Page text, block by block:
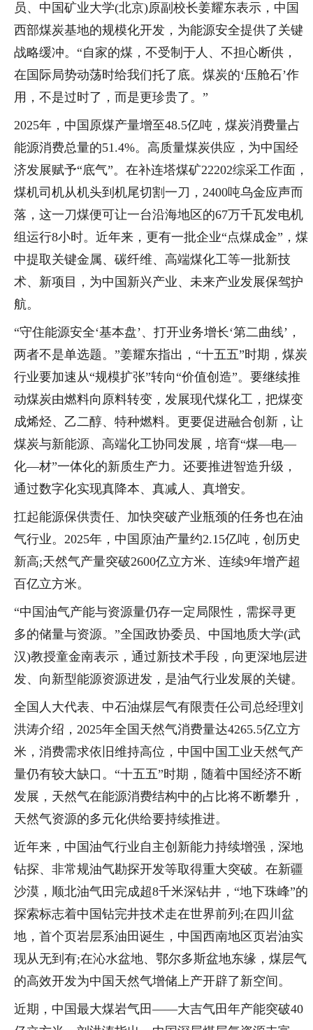
员、中国矿业大学(北京)原副校长姜耀东表示，中国
西部煤炭基地的规模化开发，为能源安全提供了关键
战略缓冲。“自家的煤，不受制于人、不担心断供，
在国际局势动荡时给我们托了底。煤炭的‘压舱石’作
用，不是过时了，而是更珍贵了。”
2025年，中国原煤产量增至48.5亿吨，煤炭消费量占
能源消费总量的51.4%。高质量煤炭供应，为中国经
济发展赋予“底气”。在补连塔煤矿22202综采工作面，
煤机司机从机头到机尾切割一刀，2400吨乌金应声而
落，这一刀煤便可让一台沿海地区的67万千瓦发电机
组运行8小时。近年来，更有一批企业“点煤成金”，煤
中提取关键金属、碳纤维、高端煤化工等一批新技
术、新项目，为中国新兴产业、未来产业发展保驾护
航。
“守住能源安全‘基本盘’、打开业务增长‘第二曲线’，
两者不是单选题。”姜耀东指出，“十五五”时期，煤炭
行业要加速从“规模扩张”转向“价值创造”。要继续推
动煤炭由燃料向原料转变，发展现代煤化工，把煤变
成烯烃、乙二醇、特种燃料。更要促进融合创新，让
煤炭与新能源、高端化工协同发展，培育“煤—电—
化—材”一体化的新质生产力。还要推进智造升级，
通过数字化实现真降本、真减人、真增安。
扛起能源保供责任、加快突破产业瓶颈的任务也在油
气行业。2025年，中国原油产量约2.15亿吨，创历史
新高;天然气产量突破2600亿立方米、连续9年增产超
百亿立方米。
“中国油气产能与资源量仍存一定局限性，需探寻更
多的储量与资源。”全国政协委员、中国地质大学(武
汉)教授童金南表示，通过新技术手段，向更深地层进
发、向新型能源资源进发，是油气行业发展的关键。
全国人大代表、中石油煤层气有限责任公司总经理刘
洪涛介绍，2025年全国天然气消费量达4265.5亿立方
米，消费需求依旧维持高位，中国中国工业天然气产
量仍有较大缺口。“十五五”时期，随着中国经济不断
发展，天然气在能源消费结构中的占比将不断攀升，
天然气资源的多元化供给要持续推进。
近年来，中国油气行业自主创新能力持续增强，深地
钻探、非常规油气勘探开发等取得重大突破。在新疆
沙漠，顺北油气田完成超8千米深钻井，“地下珠峰”的
探索标志着中国钻完井技术走在世界前列;在四川盆
地，首个页岩层系油田诞生，中国西南地区页岩油实
现从无到有;在沁水盆地、鄂尔多斯盆地东缘，煤层气
的高效开发为中国天然气增储上产开辟了新空间。
近期，中国最大煤岩气田——大吉气田年产能突破40